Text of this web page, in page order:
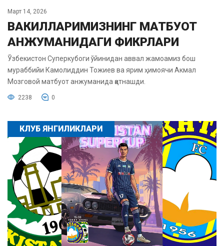
Март 14, 2026
ВАКИЛЛАРИМИЗНИНГ МАТБУОТ
АНЖУМАНИДАГИ ФИКРЛАРИ
Ўзбекистон Суперкубоги ўйинидан аввал жамоамиз бош
мураббийи Камолиддин Тожиев ва ярим ҳимоячи Акмал
Мозговой матбуот анжуманида қатнашди.
2238 0
КЛУБ ЯНГИЛИКЛАРИ